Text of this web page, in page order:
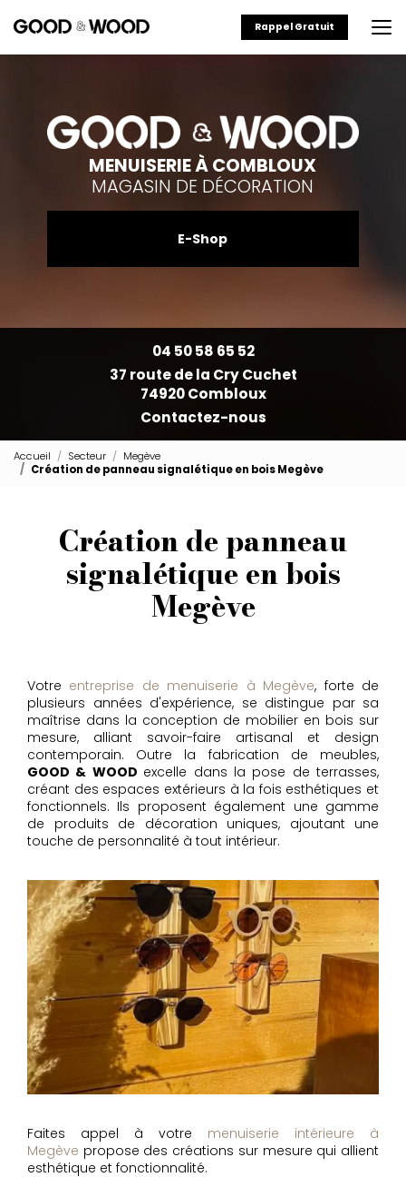
au
principal
Rappel Gratuit
MENUISERIE À COMBLOUX
MAGASIN DE DÉCORATION
E-Shop
04 50 58 65 52
37 route de la Cry Cuchet
74920 Combloux
Contactez-nous
Accueil Secteur
Megève
Création de panneau signalétique en bois Megève
Création de panneau
signalétique en bois
Megève
Votre entreprise de menuiserie à Megève, forte de
plusieurs années d'expérience, se distingue par sa
maîtrise dans la conception de mobilier en bois sur
mesure, alliant savoir-faire artisanal et design
contemporain. Outre la fabrication de meubles,
GOOD & WOOD excelle dans la pose de terrasses,
créant des espaces extérieurs à la fois esthétiques et
fonctionnels. Ils proposent également une gamme
de produits de décoration uniques, ajoutant une
touche de personnalité à tout intérieur.
Faites appel à votre menuiserie intérieure à
Megève propose des créations sur mesure qui allient
esthétique et fonctionnalité.